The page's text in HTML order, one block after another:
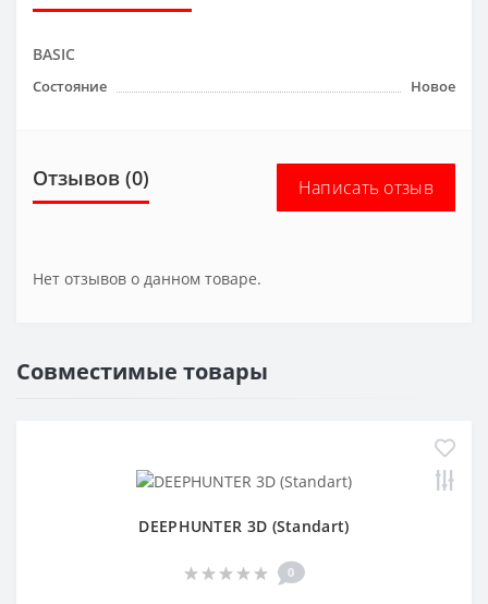
BASIC
Состояние Новое
Отзывов (0) Написать отзыв
Нет отзывов о данном товаре.
Совместимые товары
DEEPHUNTER 3D (Standart)
0